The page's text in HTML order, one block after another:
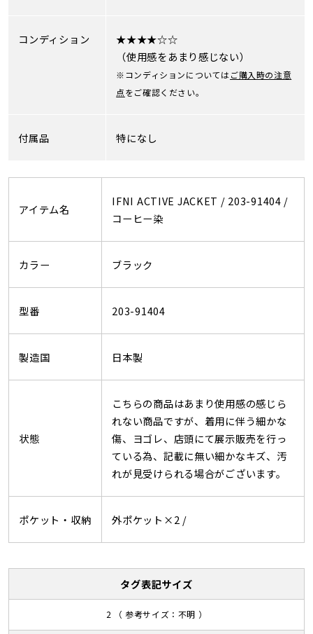
コンディション
★★★★☆☆
（使用感をあまり感じない）
※コンディションについてはご購入時の注意
点をご確認ください。
付属品 特になし
アイテム名
IFNI ACTIVE JACKET / 203-91404 /
コーヒー染
カラー ブラック
型番 203-91404
製造国 日本製
状態
こちらの商品はあまり使用感の感じら
れない商品ですが、着用に伴う細かな
傷、ヨゴレ、店頭にて展示販売を行っ
ている為、記載に無い細かなキズ、汚
れが見受けられる場合がございます。
ポケット・収納 外ポケット×2 /
タグ表記サイズ
2 （ 参考サイズ：不明 ）